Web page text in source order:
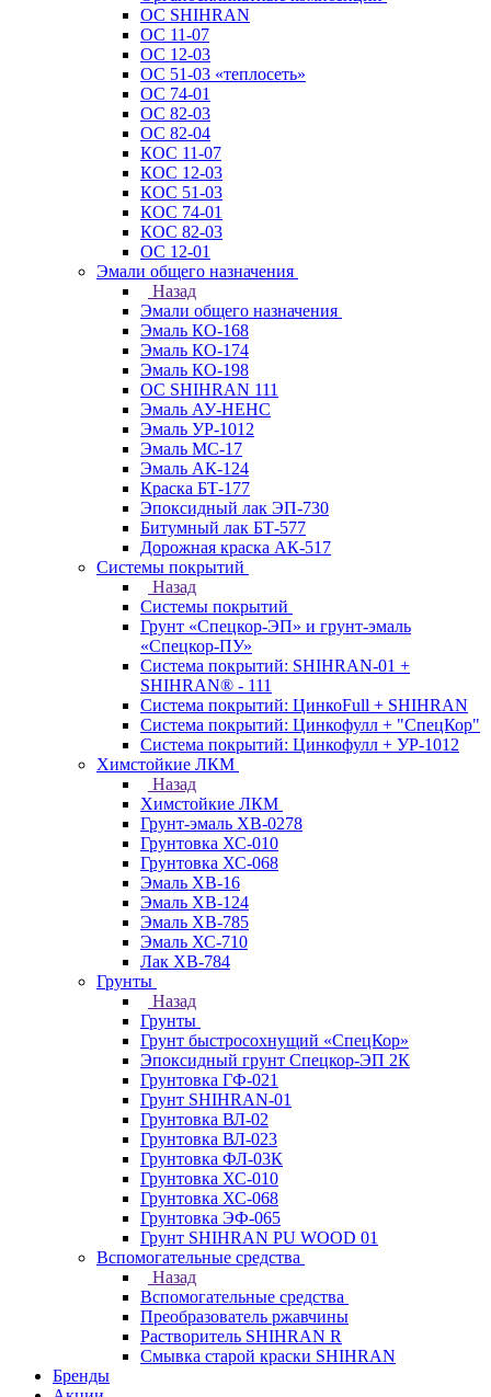
ОС SHIHRAN
ОС 11-07
ОС 12-03
ОС 51-03 «теплосеть»
ОС 74-01
ОС 82-03
ОС 82-04
КОС 11-07
КОС 12-03
КОС 51-03
КОС 74-01
КОС 82-03
ОС 12-01
Эмали общего назначения
Назад
Эмали общего назначения
Эмаль КО-168
Эмаль КО-174
Эмаль КО-198
ОС SHIHRAN 111
Эмаль АУ-НЕНС
Эмаль УР-1012
Эмаль МС-17
Эмаль АК-124
Краска БТ-177
Эпоксидный лак ЭП-730
Битумный лак БТ-577
Дорожная краска АК-517
Системы покрытий
Назад
Системы покрытий
Грунт «Спецкор-ЭП» и грунт-эмаль
«Спецкор-ПУ»
Система покрытий: SHIHRAN-01 +
SHIHRAN® - 111
Система покрытий: ЦинкоFull + SHIHRAN
Система покрытий: Цинкофулл + "СпецКор"
Система покрытий: Цинкофулл + УР-1012
Химстойкие ЛКМ
Назад
Химстойкие ЛКМ
Грунт-эмаль ХВ-0278
Грунтовка ХС-010
Грунтовка ХС-068
Эмаль ХВ-16
Эмаль ХВ-124
Эмаль ХВ-785
Эмаль ХС-710
Лак ХВ-784
Грунты
Назад
Грунты
Грунт быстросохнущий «СпецКор»
Эпоксидный грунт Спецкор-ЭП 2К
Грунтовка ГФ-021
Грунт SHIHRAN-01
Грунтовка ВЛ-02
Грунтовка ВЛ-023
Грунтовка ФЛ-03К
Грунтовка ХС-010
Грунтовка ХС-068
Грунтовка ЭФ-065
Грунт SHIHRAN PU WOOD 01
Вспомогательные средства
Назад
Вспомогательные средства
Преобразователь ржавчины
Растворитель SHIHRAN R
Смывка старой краски SHIHRAN
Бренды